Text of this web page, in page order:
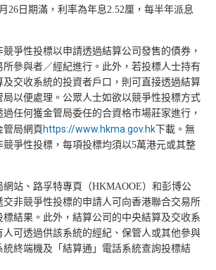
26日期滿，利率為年息2.52厘，每半年派息
爭性投標以申請透過結算公司發售的債券，
所參與者／經紀進行。此外，若投標人士持有
交收系統的投資者戶口，則可直接透過結算
局以便處理。公眾人士如欲以競爭性投標方式
任何獲金管局委任的合資格市場莊家進行，
管局網頁 https://www.hkma.gov.hk 下載。無
爭性投標，每項投標均須以5萬港元或其整
站、路孚特專頁（HKMAOOE）和彭博公
非競爭性投標的申請人可向香港聯合交易所
結果。此外，結算公司的中央結算及交收系
可透過供該系統的經紀、保管人或其他參與
終端機及「結算通」電話系統查詢投標結